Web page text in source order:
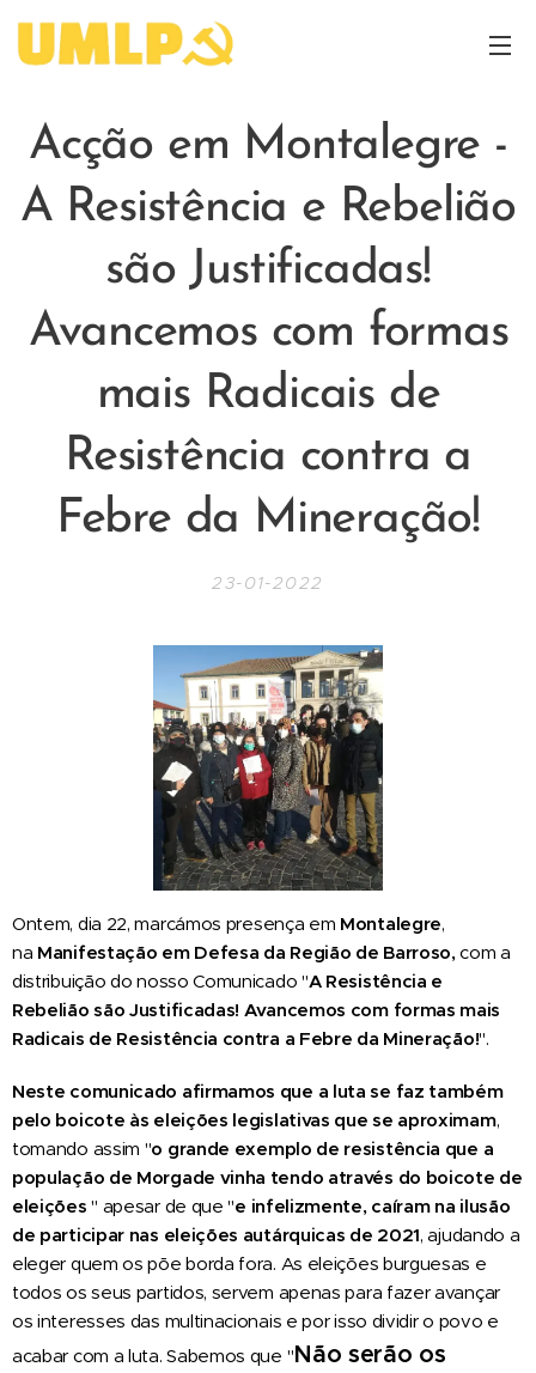
Acção em Montalegre -
A Resistência e Rebelião
são Justificadas!
Avancemos com formas
mais Radicais de
Resistência contra a
Febre da Mineração!
23-01-2022
Ontem, dia 22, marcámos presença em Montalegre,
na Manifestação em Defesa da Região de Barroso,com a
distribuição do nosso Comunicado "A Resistência e
Rebelião são Justificadas! Avancemos com formas mais
Radicais de Resistência contra a Febre da Mineração!".
Neste comunicado afirmamos que a luta se faz também
pelo boicote às eleições legislativas que se aproximam,
tomando assim "o grande exemplo de resistência que a
população de Morgade vinha tendo através do boicote de
eleições " apesar de que "e infelizmente, caíram na ilusão
de participar nas eleições autárquicas de 2021, ajudando a
eleger quem os põe borda fora. As eleições burguesas e
todos os seus partidos, servem apenas para fazer avançar
os interesses das multinacionais e por isso dividir o povo e
acabar com a luta. Sabemos que "Não serão os